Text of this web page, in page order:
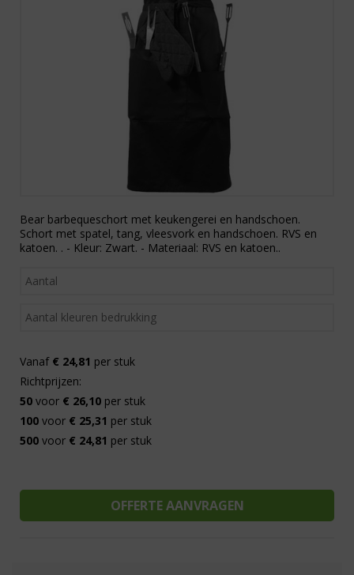
Bear barbequeschort met keukengerei en handschoen.
Schort met spatel, tang, vleesvork en handschoen. RVS en
katoen. . - Kleur: Zwart. - Materiaal: RVS en katoen..
Vanaf € 24,81 per stuk
Richtprijzen:
50 voor € 26,10 per stuk
100 voor € 25,31 per stuk
500 voor € 24,81 per stuk